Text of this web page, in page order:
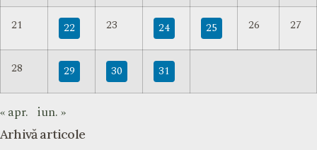
21 22 23 24 25 26 27
28 29 30 31
« apr. iun. »
Arhivă articole